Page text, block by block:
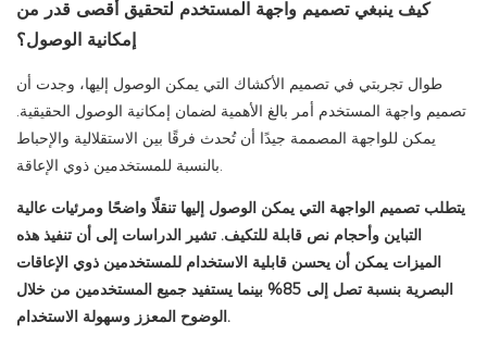
كيف ينبغي تصميم واجهة المستخدم لتحقيق أقصى قدر من
إمكانية الوصول؟
طوال تجربتي في تصميم الأكشاك التي يمكن الوصول إليها، وجدت أن
تصميم واجهة المستخدم أمر بالغ الأهمية لضمان إمكانية الوصول الحقيقية.
يمكن للواجهة المصممة جيدًا أن تُحدث فرقًا بين الاستقلالية والإحباط
بالنسبة للمستخدمين ذوي الإعاقة.
يتطلب تصميم الواجهة التي يمكن الوصول إليها تنقلًا واضحًا ومرئيات عالية
التباين وأحجام نص قابلة للتكيف. تشير الدراسات إلى أن تنفيذ هذه
الميزات يمكن أن يحسن قابلية الاستخدام للمستخدمين ذوي الإعاقات
البصرية بنسبة تصل إلى 85% بينما يستفيد جميع المستخدمين من خلال
الوضوح المعزز وسهولة الاستخدام.